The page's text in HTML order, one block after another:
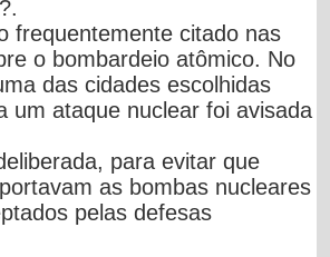
frequentemente citado nas
o bombardeio atômico. No
das cidades escolhidas
um ataque nuclear foi avisada
para evitar que
as bombas nucleares
pelas defesas